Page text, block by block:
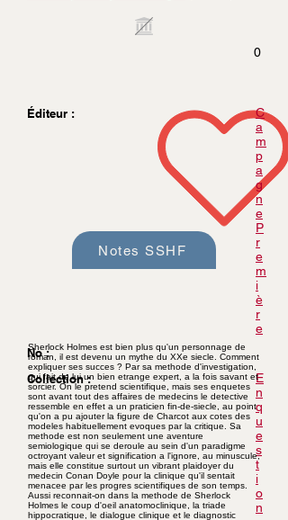
0
Éditeur :
C
a
m
p
a
g
n
e
P
r
e
m
i
è
r
e
No :
Collection :
E
n
q
u
e
s
t
i
o
n
Notes SSHF
Sherlock Holmes est bien plus qu'un personnage de
roman, il est devenu un mythe du XXe siecle. Comment
expliquer ses succes ? Par sa methode d'investigation,
qui fait de lui un bien etrange expert, a la fois savant et
sorcier. On le pretend scientifique, mais ses enquetes
sont avant tout des affaires de medecins le detective
ressemble en effet a un praticien fin-de-siecle, au point
qu'on a pu ajouter la figure de Charcot aux cotes des
modeles habituellement evoques par la critique. Sa
methode est non seulement une aventure
semiologique qui se deroule au sein d'un paradigme
octroyant valeur et signification a l'ignore, au minuscule,
mais elle constitue surtout un vibrant plaidoyer du
medecin Conan Doyle pour la clinique qu'il sentait
menacee par les progres scientifiques de son temps.
Aussi reconnait-on dans la methode de Sherlock
Holmes le coup d'oeil anatomoclinique, la triade
hippocratique, le dialogue clinique et le diagnostic